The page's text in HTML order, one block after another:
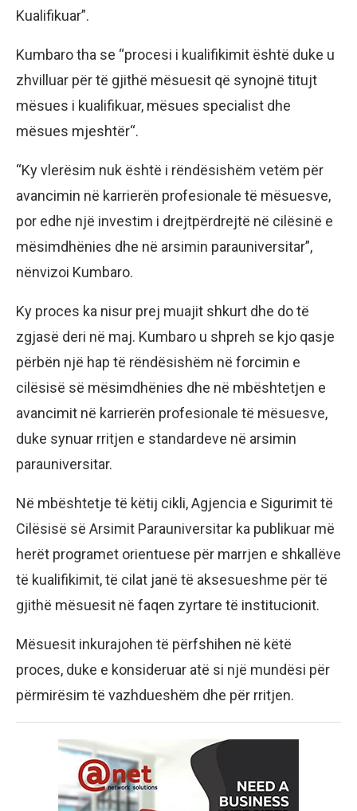
Kualifikuar”.
Kumbaro tha se “procesi i kualifikimit është duke u
zhvilluar për të gjithë mësuesit që synojnë titujt
mësues i kualifikuar, mësues specialist dhe
mësues mjeshtër“.
“Ky vlerësim nuk është i rëndësishëm vetëm për
avancimin në karrierën profesionale të mësuesve,
por edhe një investim i drejtpërdrejtë në cilësinë e
mësimdhënies dhe në arsimin parauniversitar”,
nënvizoi Kumbaro.
Ky proces ka nisur prej muajit shkurt dhe do të
zgjasë deri në maj. Kumbaro u shpreh se kjo qasje
përbën një hap të rëndësishëm në forcimin e
cilësisë së mësimdhënies dhe në mbështetjen e
avancimit në karrierën profesionale të mësuesve,
duke synuar rritjen e standardeve në arsimin
parauniversitar.
Në mbështetje të këtij cikli, Agjencia e Sigurimit të
Cilësisë së Arsimit Parauniversitar ka publikuar më
herët programet orientuese për marrjen e shkallëve
të kualifikimit, të cilat janë të aksesueshme për të
gjithë mësuesit në faqen zyrtare të institucionit.
Mësuesit inkurajohen të përfshihen në këtë
proces, duke e konsideruar atë si një mundësi për
përmirësim të vazhdueshëm dhe për rritjen.